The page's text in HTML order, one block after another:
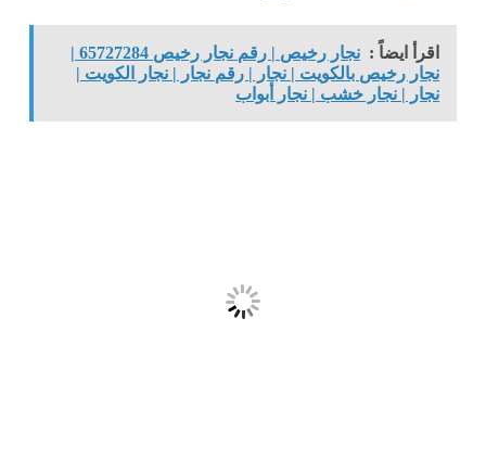
اقرأ ايضاً :
نجار رخيص | رقم نجار رخيص 65727284 |
نجار رخيص بالكويت | نجار | رقم نجار | نجار الكويت |
نجار | نجار خشب | نجار أبواب